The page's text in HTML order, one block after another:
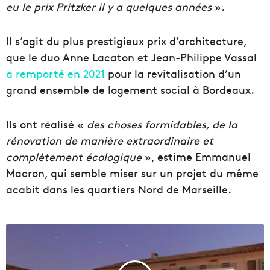
eu le prix Pritzker il y a quelques années».
Il s’agit du plus prestigieux prix d’architecture,
que le duo Anne Lacaton et Jean-Philippe Vassal
a remporté en 2021 pour la revitalisation d’un
grand ensemble de logement social à Bordeaux.
Ils ont réalisé « des choses formidables, de la
rénovation de manière extraordinaire et
complètement écologique», estime Emmanuel
Macron, qui semble miser sur un projet du même
acabit dans les quartiers Nord de Marseille.